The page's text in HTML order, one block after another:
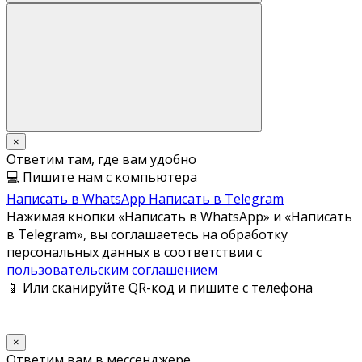
×
Ответим там, где вам удобно
💻 Пишите нам с компьютера
Написать в WhatsApp Написать в Telegram
Нажимая кнопки «Написать в WhatsApp» и «Написать
в Telegram», вы соглашаетесь на обработку
персональных данных в соответствии с
пользовательским соглашением
📱 Или сканируйте QR-код и пишите с телефона
×